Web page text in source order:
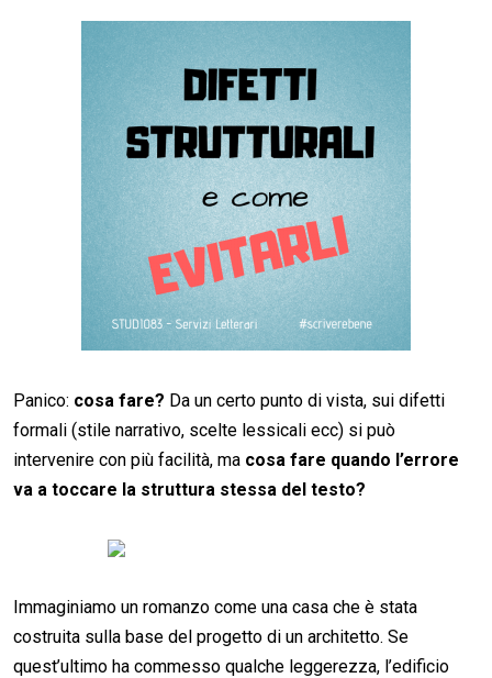
Panico: cosa fare? Da un certo punto di vista, sui difetti
formali (stile narrativo, scelte lessicali ecc) si può
intervenire con più facilità, ma cosa fare quando l’errore
va a toccare la struttura stessa del testo?
Immaginiamo un romanzo come una casa che è stata
costruita sulla base del progetto di un architetto. Se
quest’ultimo ha commesso qualche leggerezza, l’edificio